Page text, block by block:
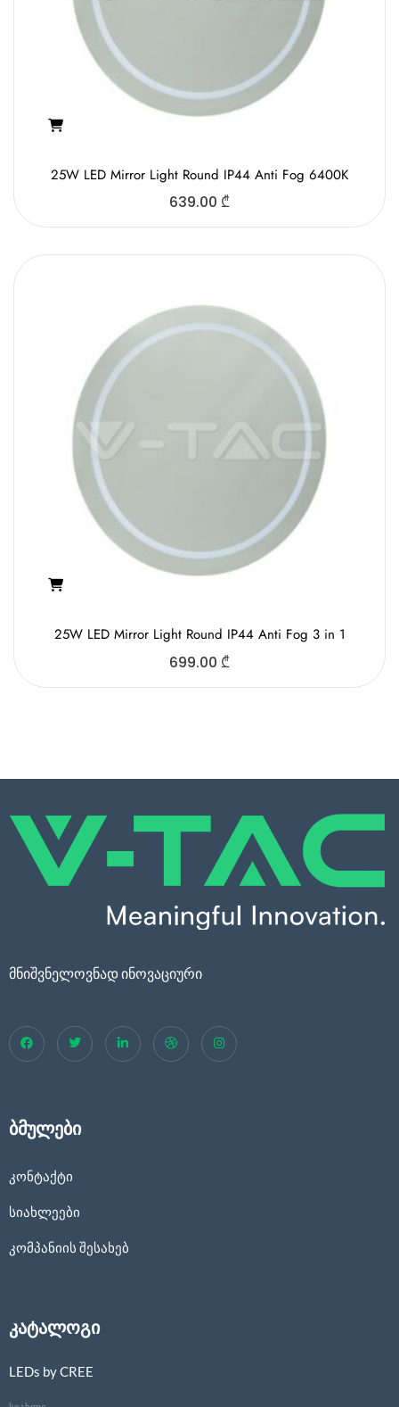
25W LED Mirror Light Round IP44 Anti Fog 6400K
639.00 ₾
25W LED Mirror Light Round IP44 Anti Fog 3 in 1
699.00 ₾
მნიშვნელოვნად ინოვაციური
ბმულები
კონტაქტი
სიახლეები
კომპანიის შესახებ
კატალოგი
LEDs by CREE